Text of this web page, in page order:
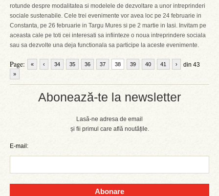
Abonează-te la newsletter
Lasă-ne adresa de email
și fii primul care află noutățile.
E-mail:
Abonare
rotunde despre modalitatea si modelele de dezvoltare a unor intreprinderi
sociale sustenabile. Cele trei evenimente vor avea loc pe 24 februarie in
Constanta, pe 26 februarie in Targu Mures si pe 2 martie in Iasi. Invitam pe
aceasta cale pe toti cei interesati sa infiinteze o noua intreprindere sociala
sau sa dezvolte una deja functionala sa participe la aceste evenimente.
Page: « ‹ 34 35 36 37 38 39 40 41 din 43
›
»